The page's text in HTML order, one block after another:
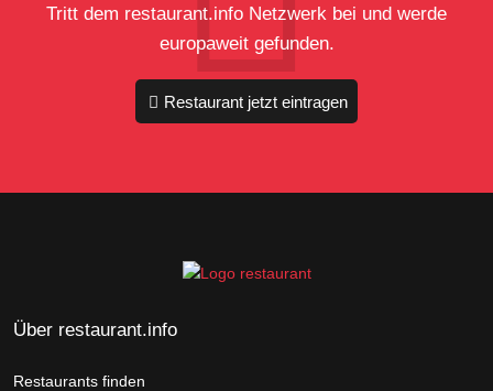
Tritt dem restaurant.info Netzwerk bei und werde
europaweit gefunden.
Restaurant jetzt eintragen
Über restaurant.info
Restaurants finden